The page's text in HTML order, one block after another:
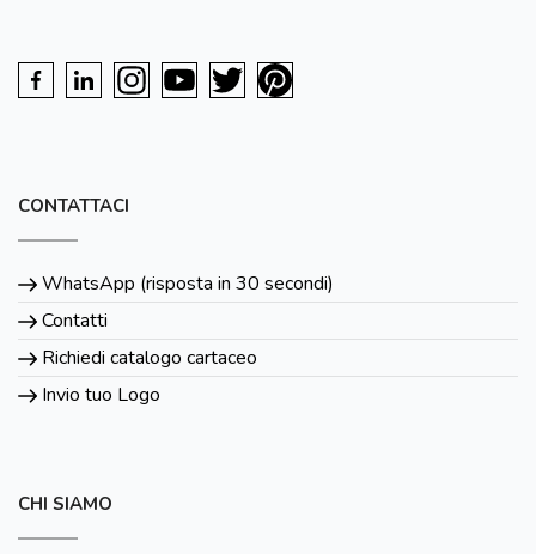
CONTATTACI
WhatsApp (risposta in 30 secondi)
Contatti
Richiedi catalogo cartaceo
Invio tuo Logo
CHI SIAMO